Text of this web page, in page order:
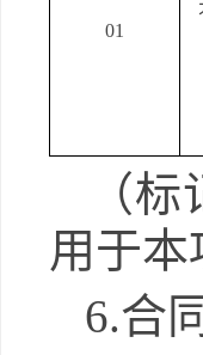
01
（标
用于本
6.合